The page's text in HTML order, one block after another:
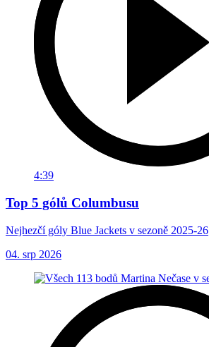
4:39
Top 5 gólů Columbusu
Nejhezčí góly Blue Jackets v sezoně 2025-26
04. srp 2026